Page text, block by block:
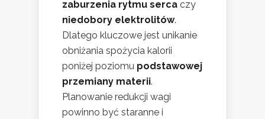
zaburzenia rytmu serca czy
niedobory elektrolitów.
Dlatego kluczowe jest unikanie
obniżania spożycia kalorii
poniżej poziomu podstawowej
przemiany materii.
Planowanie redukcji wagi
powinno być staranne i